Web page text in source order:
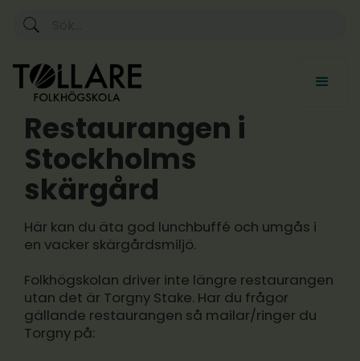
Välkommen till Nya Tollare kök (drivs inte längre drivs
av Tollare folkhögskola)
Restaurangen i
Stockholms
skärgård
Här kan du äta god lunchbuffé och umgås i
en vacker skärgårdsmiljö.
Folkhögskolan driver inte längre restaurangen
utan det är Torgny Stake. Har du frågor
gällande restaurangen så mailar/ringer du
Torgny på: